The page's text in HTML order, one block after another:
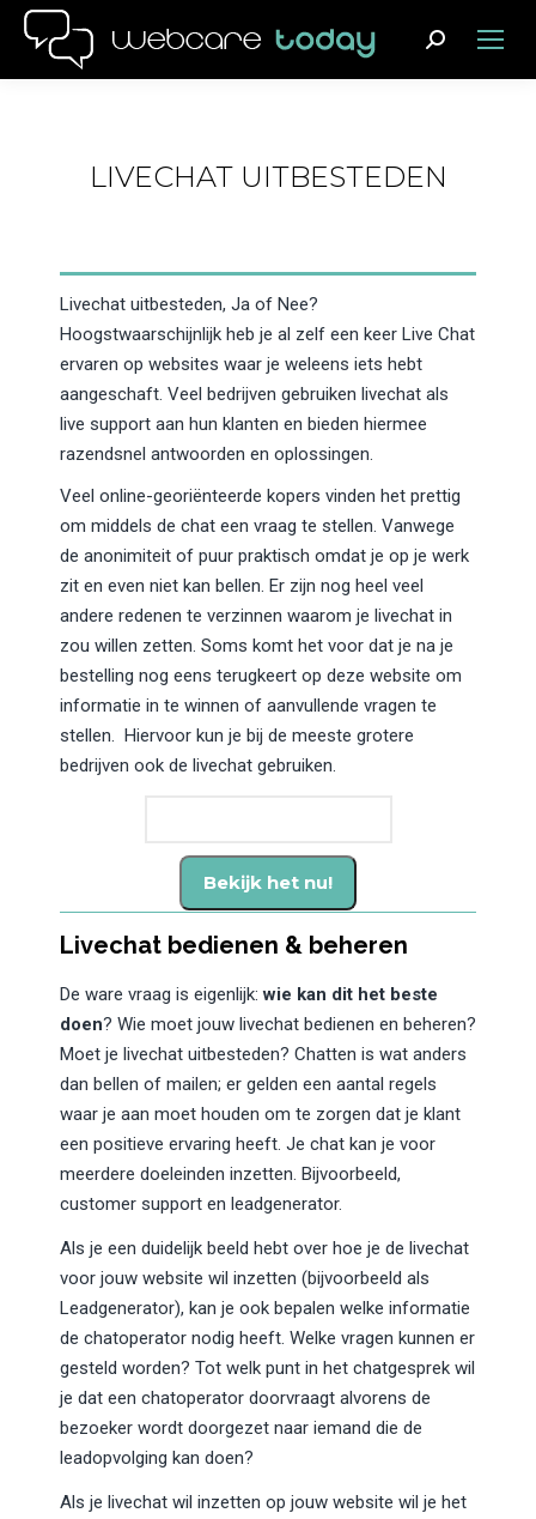
Search:
LIVECHAT UITBESTEDEN
Livechat uitbesteden, Ja of Nee?
Hoogstwaarschijnlijk heb je al zelf een keer Live Chat
ervaren op websites waar je weleens iets hebt
aangeschaft. Veel bedrijven gebruiken livechat als
live support aan hun klanten en bieden hiermee
razendsnel antwoorden en oplossingen.
Veel online-georiënteerde kopers vinden het prettig
om middels de chat een vraag te stellen. Vanwege
de anonimiteit of puur praktisch omdat je op je werk
zit en even niet kan bellen. Er zijn nog heel veel
andere redenen te verzinnen waarom je livechat in
zou willen zetten. Soms komt het voor dat je na je
bestelling nog eens terugkeert op deze website om
informatie in te winnen of aanvullende vragen te
stellen. Hiervoor kun je bij de meeste grotere
bedrijven ook de livechat gebruiken.
Livechat bedienen & beheren
De ware vraag is eigenlijk:wie kan dit het beste
doen? Wie moet jouw livechat bedienen en beheren?
Moet je livechat uitbesteden? Chatten is wat anders
dan bellen of mailen; er gelden een aantal regels
waar je aan moet houden om te zorgen dat je klant
een positieve ervaring heeft. Je chat kan je voor
meerdere doeleinden inzetten. Bijvoorbeeld,
customer support en leadgenerator.
Als je een duidelijk beeld hebt over hoe je de livechat
voor jouw website wil inzetten (bijvoorbeeld als
Leadgenerator), kan je ook bepalen welke informatie
de chatoperator nodig heeft. Welke vragen kunnen er
gesteld worden? Tot welk punt in het chatgesprek wil
je dat een chatoperator doorvraagt alvorens de
bezoeker wordt doorgezet naar iemand die de
leadopvolging kan doen?
Als je livechat wil inzetten op jouw website wil je het